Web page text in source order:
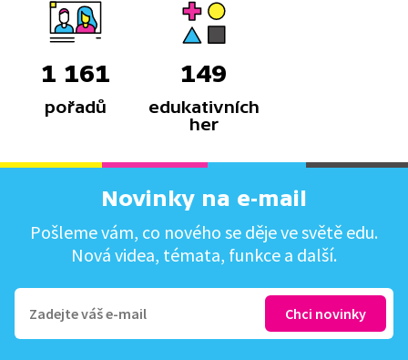
1 161
pořadů
149
edukativních
her
Novinky na e-mail
Pošleme vám, co nového se děje ve světě edu.
Nová videa, témata, funkce a další.